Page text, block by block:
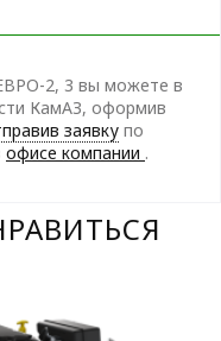
2, 3 вы можете в
КамАЗ, оформив
заявку по
офисе компании .